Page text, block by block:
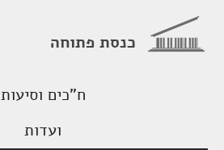
כנסת פתוחה
ח"כים וסיעות
ועדות